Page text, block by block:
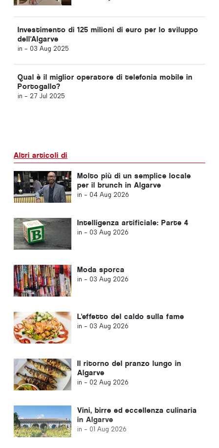
Investimento di 125 milioni di euro per lo sviluppo
dell'Algarve
in - 03 Aug 2025
Qual è il miglior operatore di telefonia mobile in
Portogallo?
in - 27 Jul 2025
Altri articoli di
Molto più di un semplice locale
per il brunch in Algarve
in - 04 Aug 2026
Intelligenza artificiale: Parte 4
in - 03 Aug 2026
Moda sporca
in - 03 Aug 2026
L'effetto del caldo sulla fame
in - 03 Aug 2026
Il ritorno del pranzo lungo in
Algarve
in - 02 Aug 2026
Vini, birre ed eccellenza culinaria
in Algarve
in - 01 Aug 2026